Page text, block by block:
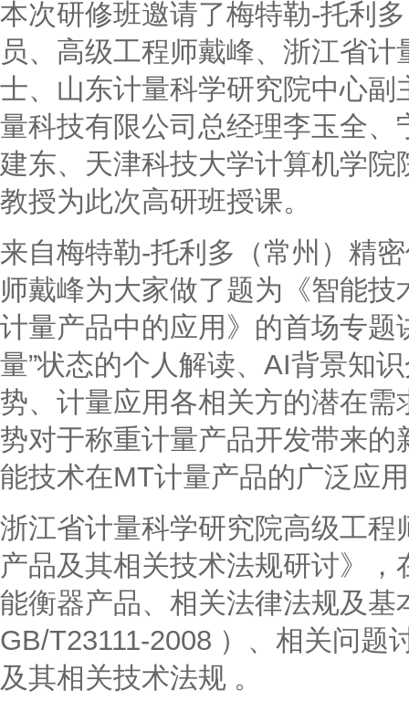
本次研修班邀请了梅特勒-托利
员、高级工程师戴峰、浙江省
士、山东计量科学研究院中心
量科技有限公司总经理李玉全
建东、天津科技大学计算机学
教授为此次高研班授课。
来自梅特勒-托利多（常州）精
师戴峰为大家做了题为《智能
计量产品中的应用》的首场专题
量”状态的个人解读、AI背景知
势、计量应用各相关方的潜在
势对于称重计量产品开发带来
能技术在MT计量产品的广泛应
浙江省计量科学研究院高级工
产品及其相关技术法规研讨》
能衡器产品、相关法律法规及
GB/T23111-2008 ）、相关问题
及其相关技术法规 。